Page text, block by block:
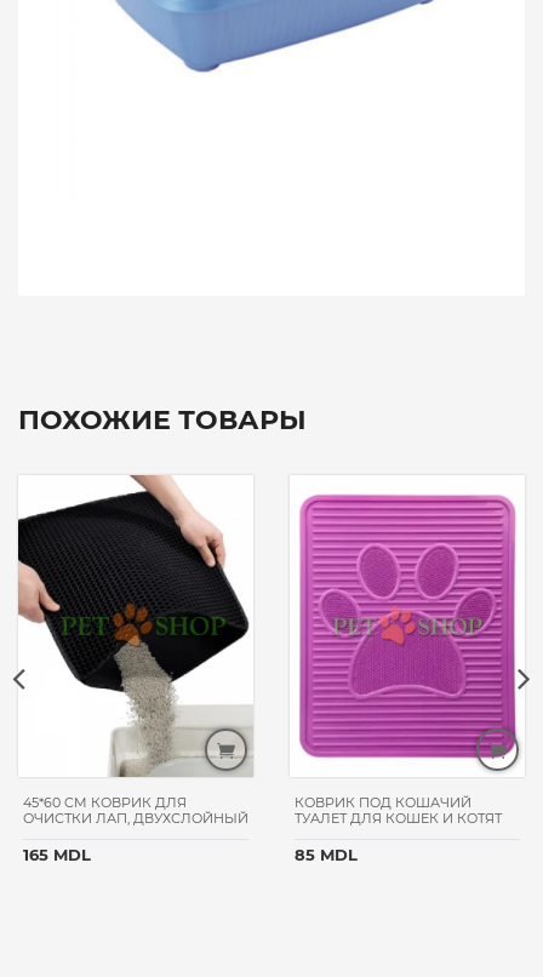
ПОХОЖИЕ ТОВАРЫ
45*60 CM КОВРИК ДЛЯ
ОЧИСТКИ ЛАП, ДВУХСЛОЙНЫЙ
165 MDL
КОВРИК ПОД КОШАЧИЙ
ТУАЛЕТ ДЛЯ КОШЕК И КОТЯТ
85 MDL